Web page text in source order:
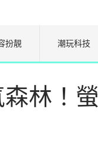
扮靚 潮玩科技
林！螢